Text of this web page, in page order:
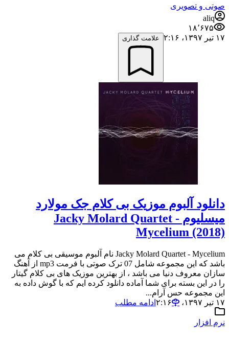
صوتی و تصویری
aliq
۱۸٬۶۷۵
۱۷ تیر ۱۳۹۷،‏ ۲:۱۶
علامت گذاری
دانلود آلبوم موزیک بی کلام جک مولارد
میسلیوم Jacky Molard Quartet -
Mycelium (2018)
Jacky Molard Quartet - Mycelium نام آلبوم موسیقی بی کلام می
باشد که این مجموعه شامل 07 ترک صوتی با فرمت mp3 از آهنگ
سازان معروف دنیا می باشد ، از بهترین موزیک های بی کلام گیتار
را در این بسته برای شما آماده دانلود کرده ایم که با گوش داده به
این مجموعه حس آرام...
۱۷ تیر ۱۳۹۷،‏ ۲:۱۶
ادامه مطلب
نرم افزار